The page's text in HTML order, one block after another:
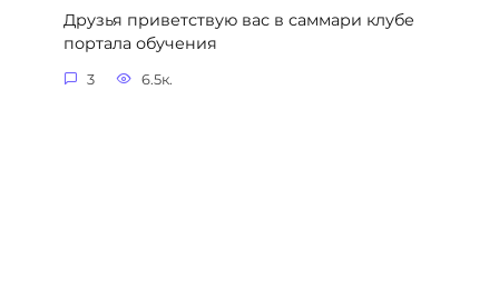
Друзья приветствую вас в саммари клубе
портала обучения
3 6.5к.